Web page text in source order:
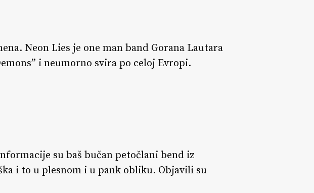
Neon Lies je one man band Gorana Lautara
i neumorno svira po celoj Evropi.
su baš bučan petočlani bend iz
i to u plesnom i u pank obliku. Objavili su